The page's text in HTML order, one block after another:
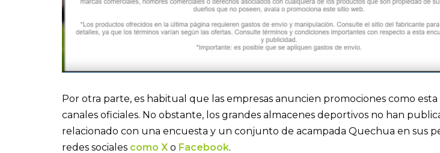
Por otra parte, es habitual que las empresas anuncien promociones como esta
canales oficiales. No obstante, los grandes almacenes deportivos no han
relacionado con una encuesta y un conjunto de acampada Quechua en sus
redes sociales como X o Facebook.